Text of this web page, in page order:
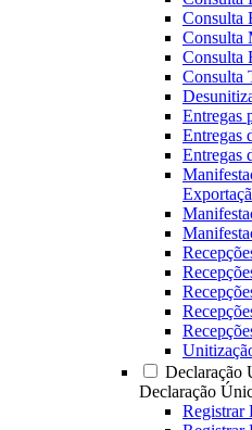
Consulta
Consulta
Consulta
Consulta
Entregas
Entregas
Entregas
Declaração
Declaração
Registrar